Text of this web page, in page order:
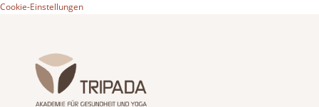
Cookie-Einstellungen